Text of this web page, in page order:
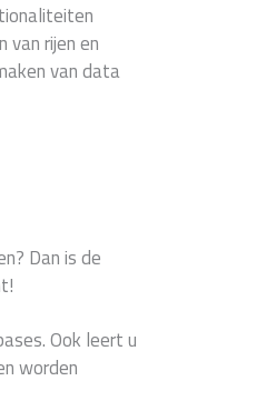
van rijen en
van data
Dan is de
Ook leert u
worden